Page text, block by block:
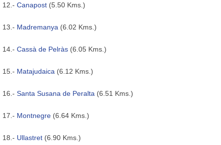
12.- Canapost (5.50 Kms.)
13.- Madremanya (6.02 Kms.)
14.- Cassà de Pelràs (6.05 Kms.)
15.- Matajudaica (6.12 Kms.)
16.- Santa Susana de Peralta (6.51 Kms.)
17.- Montnegre (6.64 Kms.)
18.- Ullastret (6.90 Kms.)